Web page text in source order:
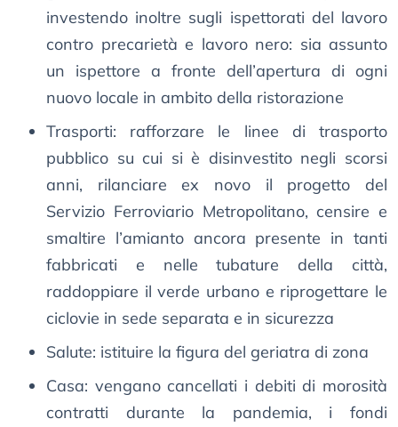
investendo inoltre sugli ispettorati del lavoro
contro precarietà e lavoro nero: sia assunto
un ispettore a fronte dell’apertura di ogni
nuovo locale in ambito della ristorazione
Trasporti: rafforzare le linee di trasporto
pubblico su cui si è disinvestito negli scorsi
anni, rilanciare ex novo il progetto del
Servizio Ferroviario Metropolitano, censire e
smaltire l’amianto ancora presente in tanti
fabbricati e nelle tubature della città,
raddoppiare il verde urbano e riprogettare le
ciclovie in sede separata e in sicurezza
Salute: istituire la figura del geriatra di zona
Casa: vengano cancellati i debiti di morosità
contratti durante la pandemia, i fondi